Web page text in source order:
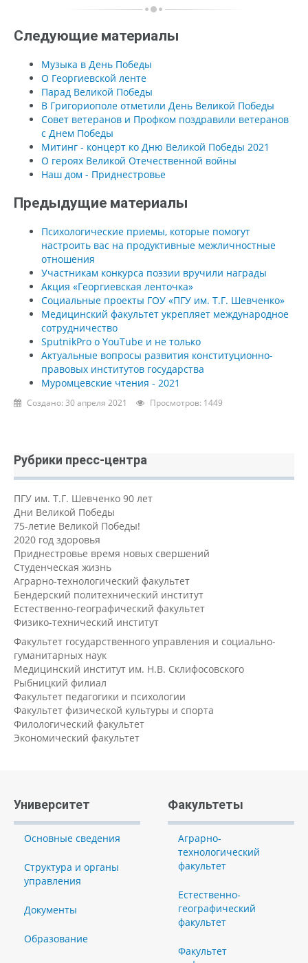
Следующие материалы
Музыка в День Победы
О Георгиевской ленте
Парад Великой Победы
В Григориополе отметили День Великой Победы
Совет ветеранов и Профком поздравили ветеранов
с Днем Победы
Митинг - концерт ко Дню Великой Победы 2021
О героях Великой Отечественной войны
Наш дом - Приднестровье
Предыдущие материалы
Психологические приемы, которые помогут
настроить вас на продуктивные межличностные
отношения
Участникам конкурса поэзии вручили награды
Акция «Георгиевская ленточка»
Социальные проекты ГОУ «ПГУ им. Т.Г. Шевченко»
Медицинский факультет укрепляет международное
сотрудничество
SputnikPro о YouTube и не только
Актуальные вопросы развития конституционно-
правовых институтов государства
Муромцевские чтения - 2021
Создано: 30 апреля 2021 Просмотров: 1449
Рубрики пресс-центра
ПГУ им. Т.Г. Шевченко 90 лет
Дни Великой Победы
75-летие Великой Победы!
2020 год здоровья
Приднестровье время новых свершений
Студенческая жизнь
Аграрно-технологический факультет
Бендерский политехнический институт
Естественно-географический факультет
Физико-технический институт
Факультет государственного управления и социально-
гуманитарных наук
Медицинский институт им. Н.В. Склифосовского
Рыбницкий филиал
Факультет педагогики и психологии
Факультет физической культуры и спорта
Филологический факультет
Экономический факультет
Университет
Основные сведения
Структура и органы
управления
Документы
Образование
Факультеты
Аграрно-
технологический
факультет
Естественно-
географический
факультет
Факультет